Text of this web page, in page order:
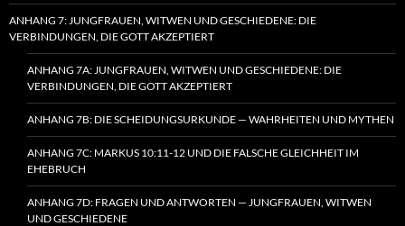
ANHANG 7: JUNGFRAUEN, WITWEN UND GESCHIEDENE: DIE
VERBINDUNGEN, DIE GOTT AKZEPTIERT
ANHANG 7A: JUNGFRAUEN, WITWEN UND GESCHIEDENE: DIE
VERBINDUNGEN, DIE GOTT AKZEPTIERT
ANHANG 7B: DIE SCHEIDUNGSURKUNDE — WAHRHEITEN UND MYTHEN
ANHANG 7C: MARKUS 10:11-12 UND DIE FALSCHE GLEICHHEIT IM
EHEBRUCH
ANHANG 7D: FRAGEN UND ANTWORTEN — JUNGFRAUEN, WITWEN
UND GESCHIEDENE